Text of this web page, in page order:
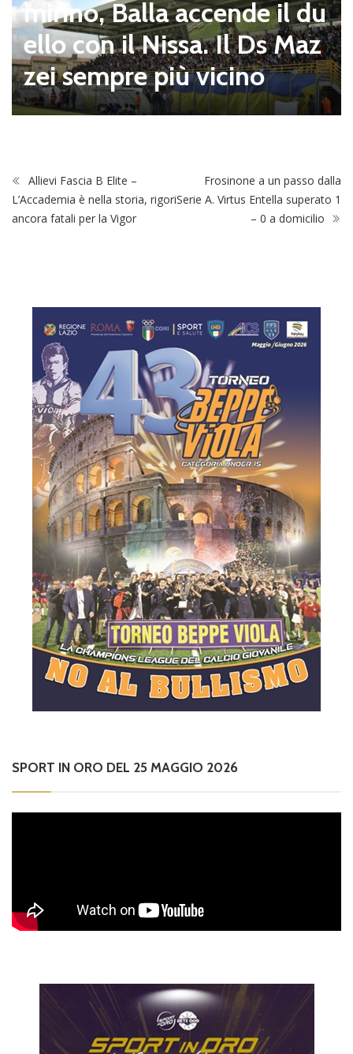
Balla accende il du
con il Nissa. Il Ds Maz
sempre più vicino
Allievi Fascia B Elite –
L’Accademia è nella storia, rigori
ancora fatali per la Vigor
Frosinone a un passo dalla
Serie A. Virtus Entella superato 1
– 0 a domicilio
SPORT IN ORO DEL 25 MAGGIO 2026